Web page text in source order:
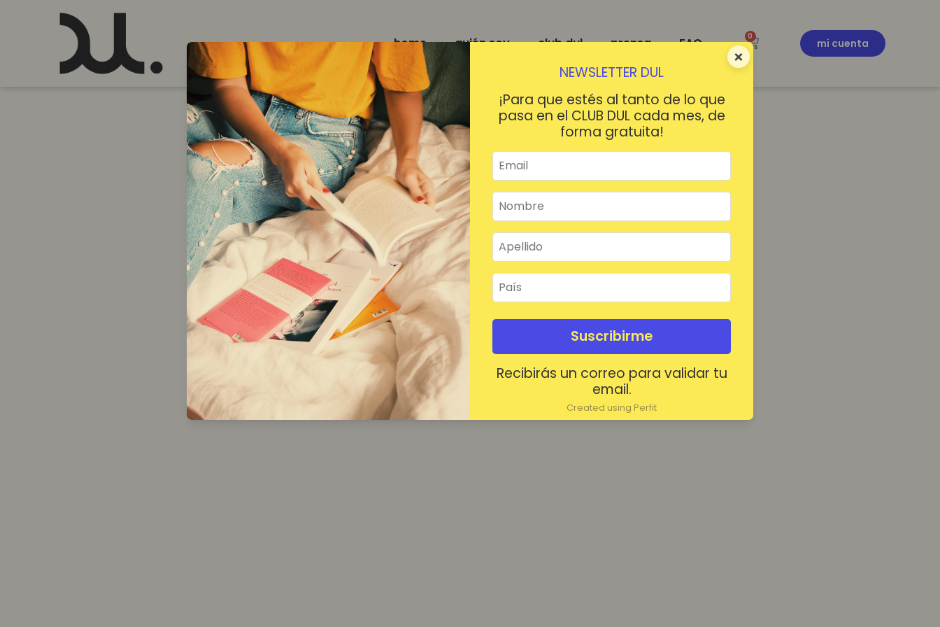
×
NEWSLETTER DUL
¡Para que estés al tanto de lo que
pasa en el CLUB DUL cada mes, de
forma gratuita!
Suscribirme
Recibirás un correo para validar tu
email.
Created using Perfit
home quién soy club dul prensa FAQ 0
mi cuenta
¡HOLA!
Mantenerme conectado ¿Contraseña olvidada?
Acceder